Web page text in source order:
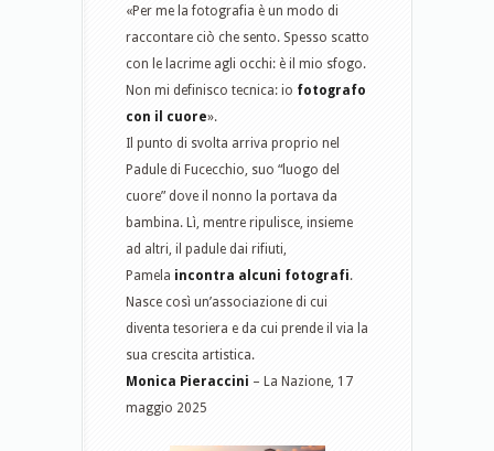
«Per me la fotografia è un modo di
raccontare ciò che sento. Spesso scatto
con le lacrime agli occhi: è il mio sfogo.
Non mi definisco tecnica: io fotografo
con il cuore».
Il punto di svolta arriva proprio nel
Padule di Fucecchio, suo “luogo del
cuore” dove il nonno la portava da
bambina. Lì, mentre ripulisce, insieme
ad altri, il padule dai rifiuti,
Pamela incontra alcuni fotografi.
Nasce così un’associazione di cui
diventa tesoriera e da cui prende il via la
sua crescita artistica.
Monica Pieraccini – La Nazione, 17
maggio 2025